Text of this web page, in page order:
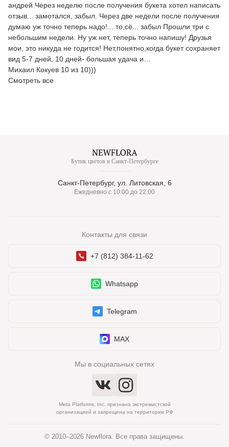
андрей Через неделю после получения букета хотел написать
отзыв... замотался, забыл. Через две недели после получения
думаю уж точно теперь надо!... то,сё... забыл Прошли три с
небольшим недели. Ну уж нет, теперь точно напишу! Друзья
мои, это никуда не годится! Нет,понятно,когда букет сохраняет
вид 5-7 дней, 10 дней- большая удача и…
Михаил Кокуев 10 из 10)))
Смотреть все
Бутик цветов в Санкт-Петербурге
Санкт-Петербург, ул. Литовская, 6
Ежедневно с 10:00 до 22:00
Контакты для связи
+7 (812) 384-11-62
Whatsapp
Telegram
MAX
Мы в социальных сетях
Meta Platforms, Inc. признана экстремистской
организацией и запрещена на территории РФ
© 2010–2026 Newflora. Все права защищены.